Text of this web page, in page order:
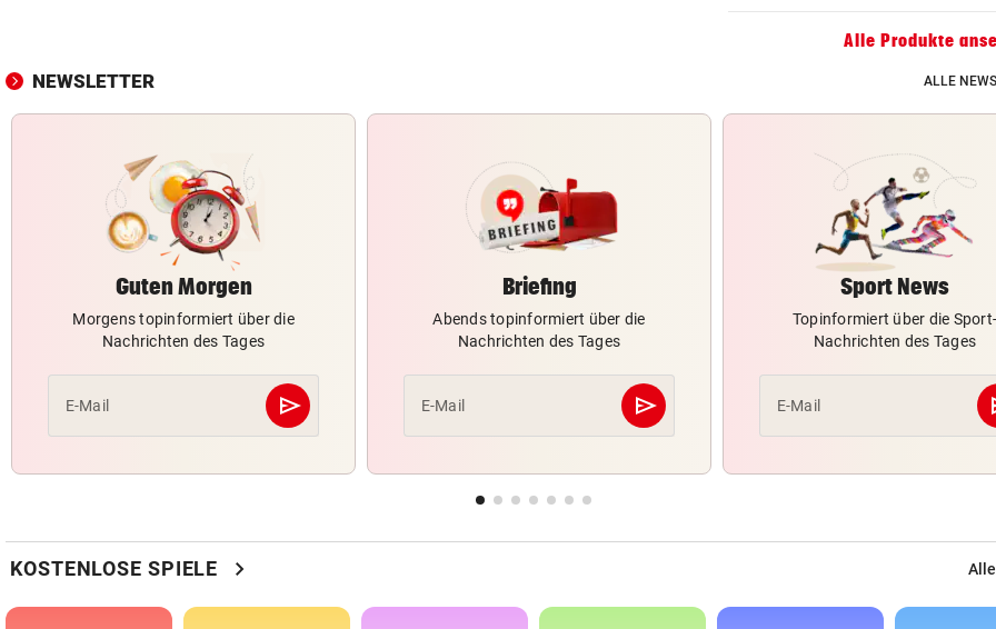
Alle Produkte
NEWSLETTER ALLE
Guten Morgen
Morgens topinformiert über die
Nachrichten des Tages
E-Mail send
Abschicken
Briefing
Abends topinformiert über die
Nachrichten des Tages
E-Mail send
Abschicken
Sport News
Topinformiert über die Sport-
Nachrichten des Tages
E-Mail
KOSTENLOSE SPIELE chevron_right